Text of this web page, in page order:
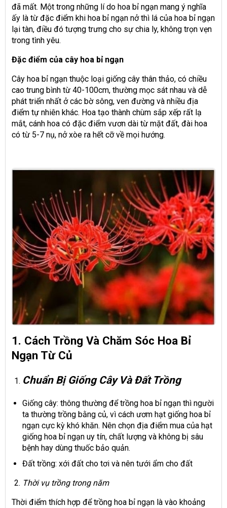
đã mất. Một trong những lí do hoa bỉ ngạn mang ý nghĩa
ấy là từ đặc điểm khi hoa bỉ ngạn nở thì lá của hoa bỉ ngạn
lại tàn, điều đó tượng trưng cho sự chia ly, không trọn vẹn
trong tình yêu.
Đặc điểm của cây hoa bỉ ngạn
Cây hoa bỉ ngạn thuộc loại giống cây thân thảo, có chiều
cao trung bình từ 40-100cm, thường mọc sát nhau và dễ
phát triển nhất ở các bờ sông, ven đường và nhiều địa
điểm tự nhiên khác. Hoa tạo thành chùm sắp xếp rất lạ
mắt, cánh hoa có đặc điểm vươn dài từ mặt đất, đài hoa
có từ 5-7 nụ, nở xòe ra hết cỡ về mọi hướng.
1. Cách Trồng Và Chăm Sóc Hoa Bỉ
Ngạn Từ Củ
Chuẩn Bị Giống Cây Và Đất Trồng
Giống cây: thông thường để trồng hoa bỉ ngạn thì người
ta thường trồng bằng củ, vì cách ươm hạt giống hoa bỉ
ngạn cực kỳ khó khăn. Nên chọn địa điểm mua của hạt
giống hoa bỉ ngạn uy tín, chất lượng và không bị sâu
bệnh hay dùng thuốc bảo quản.
Đất trồng: xới đất cho tơi và nên tưới ẩm cho đất
Thời vụ trồng trong năm
Thời điểm thích hợp để trồng hoa bỉ ngạn là vào khoảng